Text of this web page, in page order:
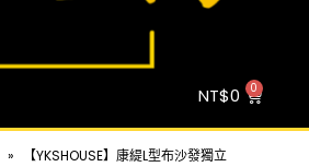
NT$0
»
【YKSHOUSE】康緹L型布沙發獨立